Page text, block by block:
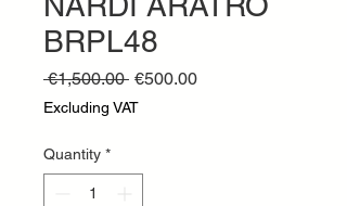
BRPL48
€1,500.00 Regular
Price
€500.00Sale
Excluding VAT
Quantity *